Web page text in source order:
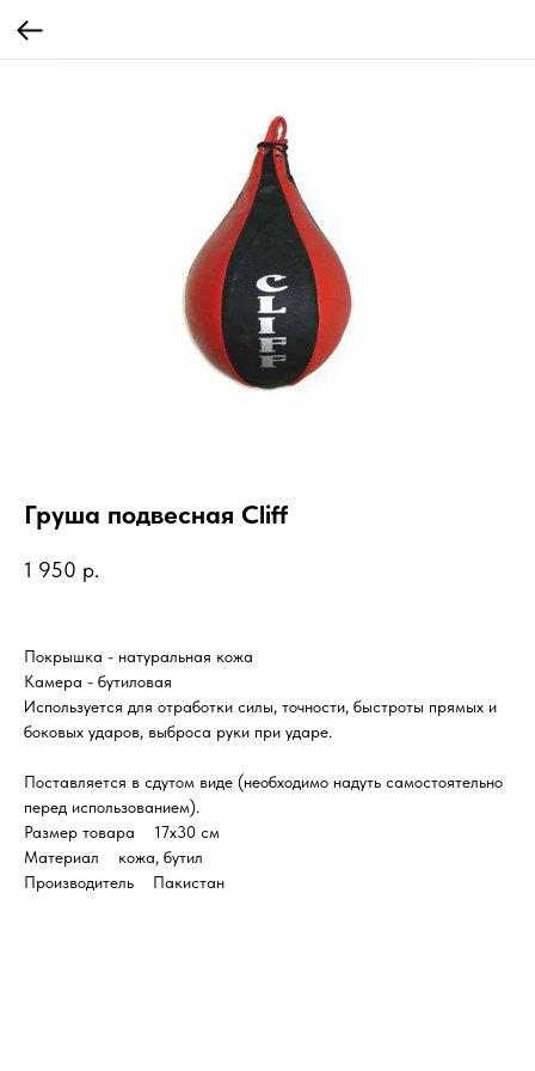
Груша подвесная Cliff
1 950 р.
Покрышка - натуральная кожа
Камера - бутиловая
Используется для отработки силы, точности, быстроты прямых и
боковых ударов, выброса руки при ударе.
Поставляется в сдутом виде (необходимо надуть самостоятельно
перед использованием).
Размер товара 17x30 см
Материал кожа, бутил
Производитель Пакистан